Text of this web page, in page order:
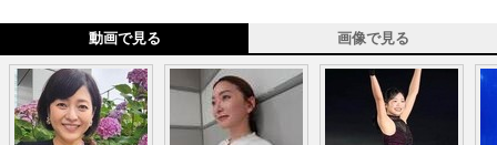
動画で見る 画像で見る